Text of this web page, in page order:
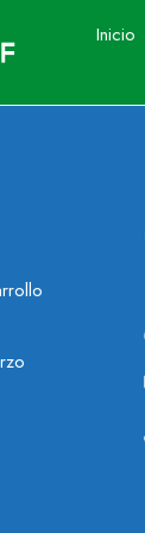
Inicio